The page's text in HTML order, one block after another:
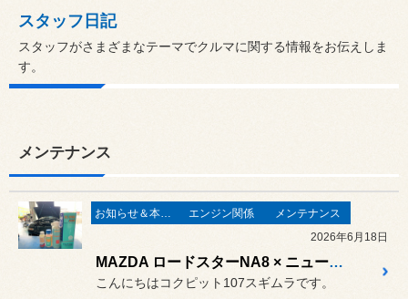
スタッフ日記
スタッフがさまざまなテーマでクルマに関する情報をお伝えしま
す。
メンテナンス
お知らせ＆本日の出来事 エンジン関係
メンテナンス
2026年6月18日
MAZDA ロードスターNA8 × ニューテック パワーアッププログラム施工
こんにちはコクピット107スギムラです。